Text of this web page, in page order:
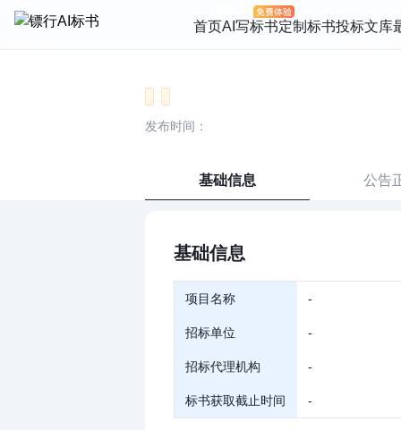
首页AI写标书定制标书投标文库
发布时间：
基础信息 公告
基础信息
项目名称 -
招标单位 -
招标代理机构 -
标书获取截止时间 -